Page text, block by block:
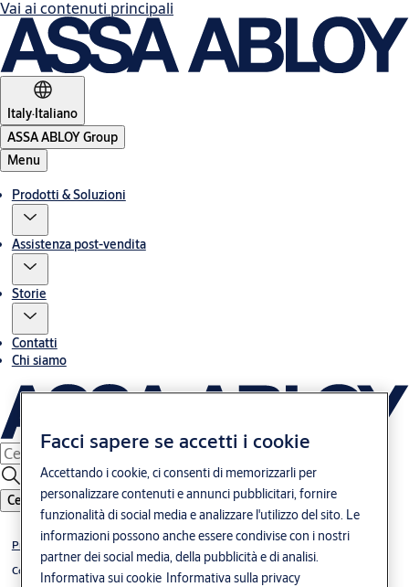
Vai ai contenuti principali
Italy·Italiano
ASSA ABLOY Group
Menu
Prodotti & Soluzioni
Assistenza post-vendita
Storie
Contatti
Chi siamo
Cerca
Primo
Controller
Facci sapere se accetti i cookie
Accettando i cookie, ci consenti di memorizzarli per
personalizzare contenuti e annunci pubblicitari, fornire
funzionalità di social media e analizzare l'utilizzo del sito. Le
informazioni possono anche essere condivise con i nostri
partner dei social media, della pubblicità e di analisi.
Informativa sui cookie Informativa sulla privacy